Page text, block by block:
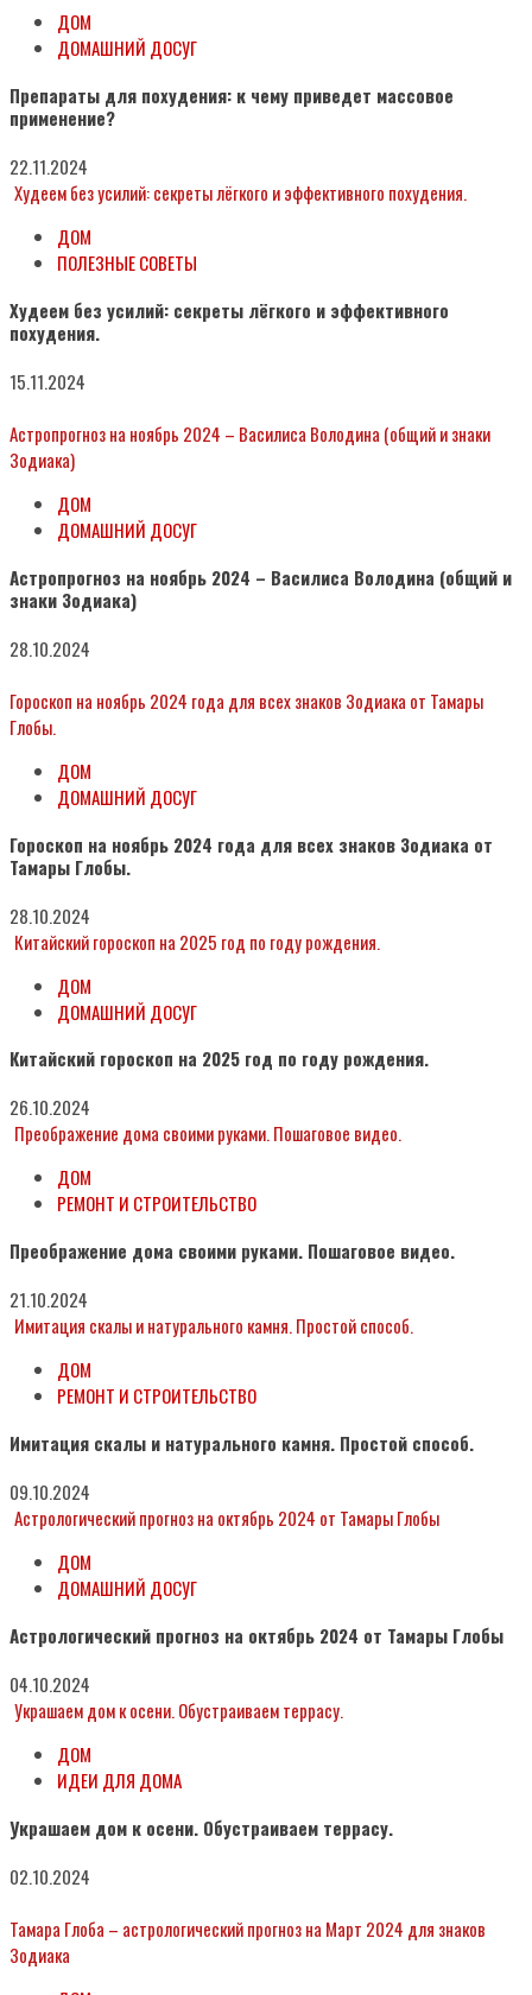
ДОМ
ДОМАШНИЙ ДОСУГ
Препараты для похудения: к чему приведет массовое
применение?
22.11.2024
Худеем без усилий: секреты лёгкого и эффективного похудения.
ДОМ
ПОЛЕЗНЫЕ СОВЕТЫ
Худеем без усилий: секреты лёгкого и эффективного
похудения.
15.11.2024
Астропрогноз на ноябрь 2024 – Василиса Володина (общий и знаки
Зодиака)
ДОМ
ДОМАШНИЙ ДОСУГ
Астропрогноз на ноябрь 2024 – Василиса Володина (общий и
знаки Зодиака)
28.10.2024
Гороскоп на ноябрь 2024 года для всех знаков Зодиака от Тамары
Глобы.
ДОМ
ДОМАШНИЙ ДОСУГ
Гороскоп на ноябрь 2024 года для всех знаков Зодиака от
Тамары Глобы.
28.10.2024
Китайский гороскоп на 2025 год по году рождения.
ДОМ
ДОМАШНИЙ ДОСУГ
Китайский гороскоп на 2025 год по году рождения.
26.10.2024
Преображение дома своими руками. Пошаговое видео.
ДОМ
РЕМОНТ И СТРОИТЕЛЬСТВО
Преображение дома своими руками. Пошаговое видео.
21.10.2024
Имитация скалы и натурального камня. Простой способ.
ДОМ
РЕМОНТ И СТРОИТЕЛЬСТВО
Имитация скалы и натурального камня. Простой способ.
09.10.2024
Астрологический прогноз на октябрь 2024 от Тамары Глобы
ДОМ
ДОМАШНИЙ ДОСУГ
Астрологический прогноз на октябрь 2024 от Тамары Глобы
04.10.2024
Украшаем дом к осени. Обустраиваем террасу.
ДОМ
ИДЕИ ДЛЯ ДОМА
Украшаем дом к осени. Обустраиваем террасу.
02.10.2024
Тамара Глоба – астрологический прогноз на Март 2024 для знаков
Зодиака